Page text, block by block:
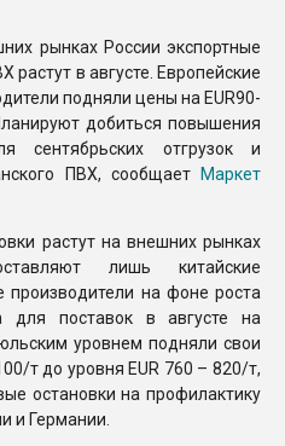
ПЕРЕЙТИ НА
рынках России экспортные
растут в августе. Европейские
подняли цены на EUR90-
добиться повышения
сентябрьских отгрузок и
ПВХ, сообщает Маркет
растут на внешних рынках
лишь китайские
производители на фоне роста
для поставок в августе на
уровнем подняли свои
т до уровня EUR 760 – 820/т,
остановки на профилактику
и Германии.